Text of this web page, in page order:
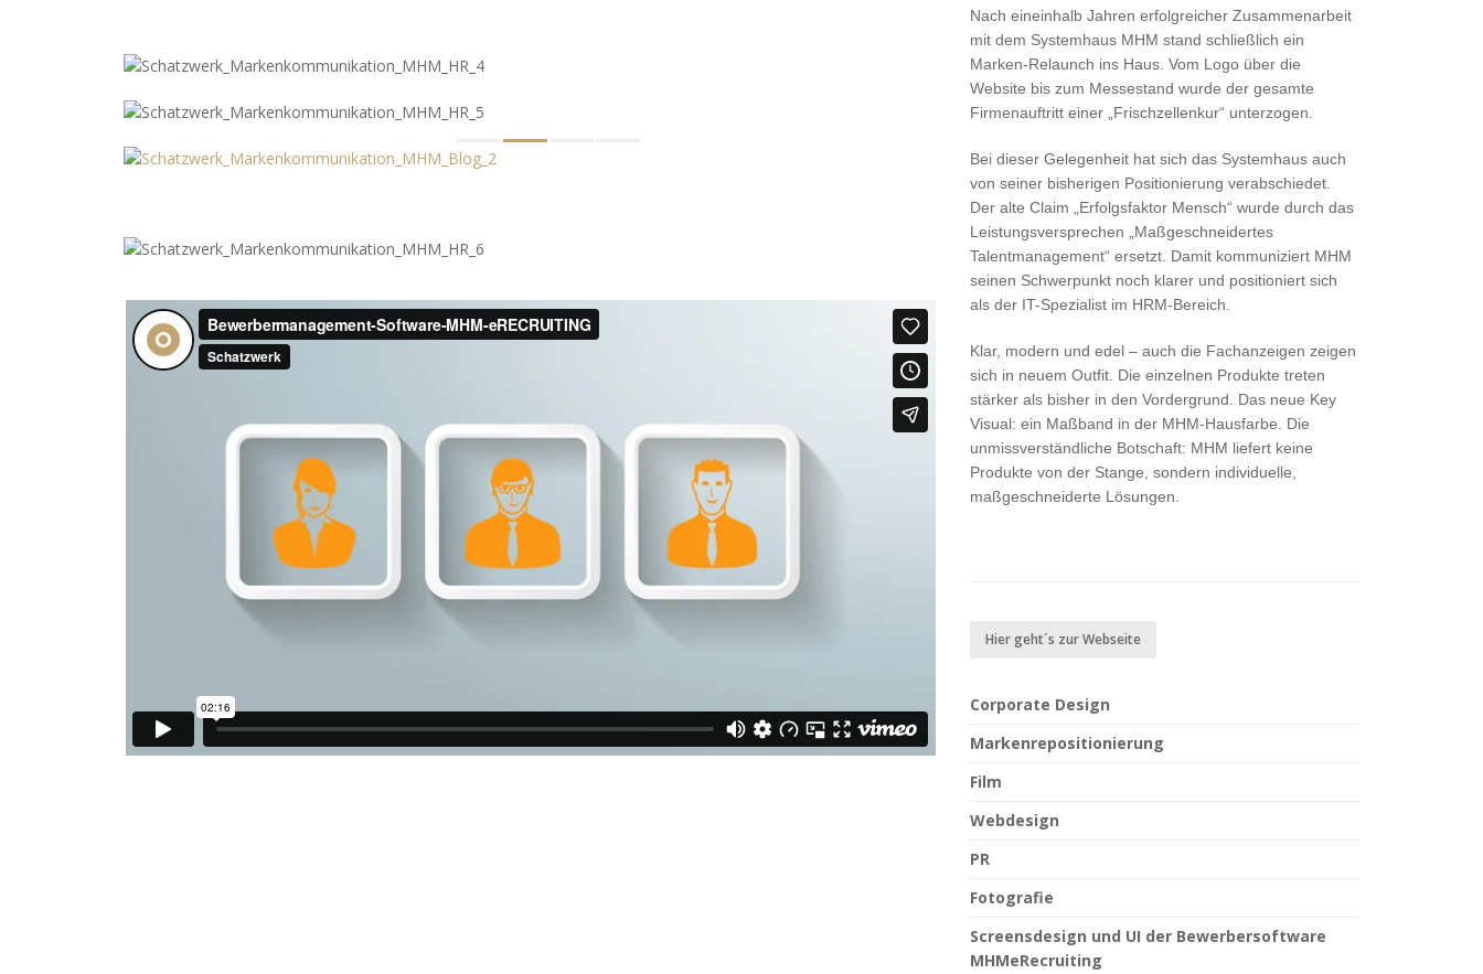
Nach eineinhalb Jahren erfolgreicher Zusammenarbeit
mit dem Systemhaus MHM stand schließlich ein
Marken-Relaunch ins Haus. Vom Logo über die
Website bis zum Messestand wurde der gesamte
Firmenauftritt einer „Frischzellenkur“ unterzogen.
Bei dieser Gelegenheit hat sich das Systemhaus auch
von seiner bisherigen Positionierung verabschiedet.
Der alte Claim „Erfolgsfaktor Mensch“ wurde durch das
Leistungsversprechen „Maßgeschneidertes
Talentmanagement“ ersetzt. Damit kommuniziert MHM
seinen Schwerpunkt noch klarer und positioniert sich
als der IT-Spezialist im HRM-Bereich.
Klar, modern und edel – auch die Fachanzeigen zeigen
sich in neuem Outfit. Die einzelnen Produkte treten
stärker als bisher in den Vordergrund. Das neue Key
Visual: ein Maßband in der MHM-Hausfarbe. Die
unmissverständliche Botschaft: MHM liefert keine
Produkte von der Stange, sondern individuelle,
maßgeschneiderte Lösungen.
Hier geht´s zur Webseite
Corporate Design
Markenrepositionierung
Film
Webdesign
PR
Fotografie
Screensdesign und UI der Bewerbersoftware
MHMeRecruiting